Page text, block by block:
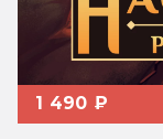
1 490 ₽